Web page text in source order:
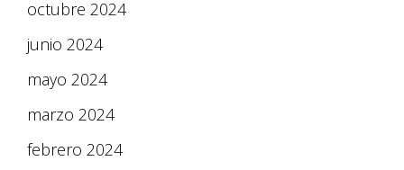
octubre 2024
junio 2024
mayo 2024
marzo 2024
febrero 2024